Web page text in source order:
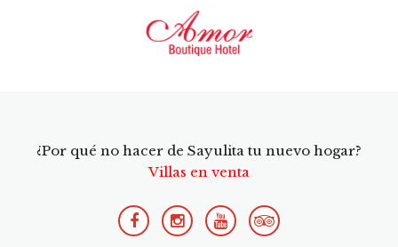
¿Por qué no hacer de Sayulita tu nuevo hogar?
Villas en venta